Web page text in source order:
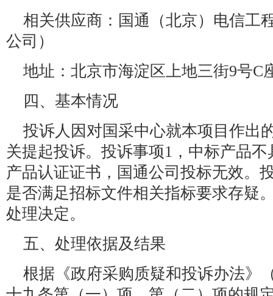
相关供应商：国通（北京）电信工
公司）
地址：北京市海淀区上地三街9号C
四、基本情况
投诉人因对国采中心就本项目作出
关提起投诉。投诉事项1，中标产品
产品认证证书，国通公司投标无效。
是否满足招标文件相关指标要求存疑
处理决定。
五、处理依据及结果
根据《政府采购质疑和投诉办法》